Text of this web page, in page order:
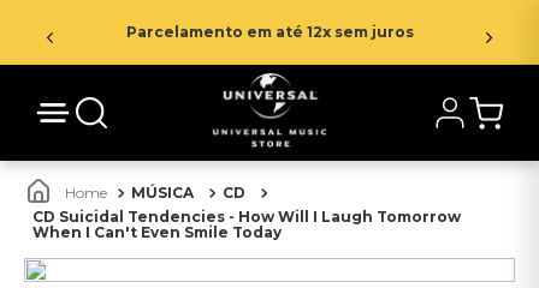
Parcelamento em até 12x sem juros
MÚSICA
CD
CD Suicidal Tendencies - How Will I Laugh Tomorrow
When I Can't Even Smile Today